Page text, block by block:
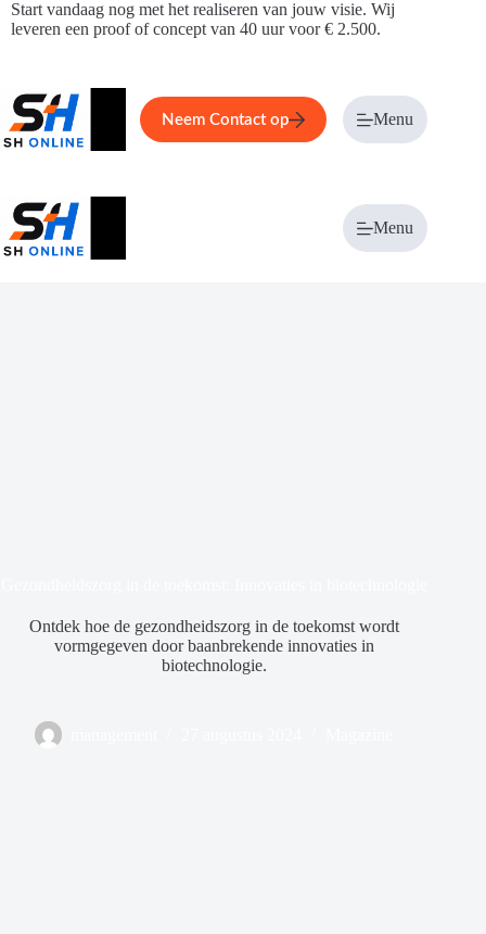
Ga
naar
Start vandaag nog met het realiseren van jouw visie. Wij
leveren een proof of concept van 40 uur voor € 2.500.
Home Service Over ons
Neem Contact op Menu
Menu
Ontdek hoe de gezondheidszorg in de toekomst wordt
vormgegeven door baanbrekende innovaties in
biotechnologie.